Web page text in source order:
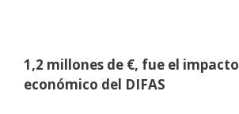
1,2 millones de €, fue el impacto
económico del DIFAS